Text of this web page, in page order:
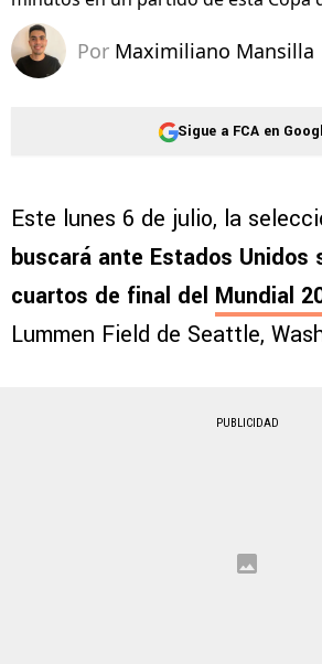
Por Maximiliano Mansilla
Sigue a FCA en
Este lunes 6 de julio, la
buscará ante Estados Unidos
cuartos de final del Mundial
Lummen Field de Seattle,
PUBLICIDAD